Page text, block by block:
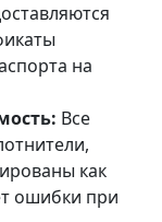
на
Все
как
ошибки при